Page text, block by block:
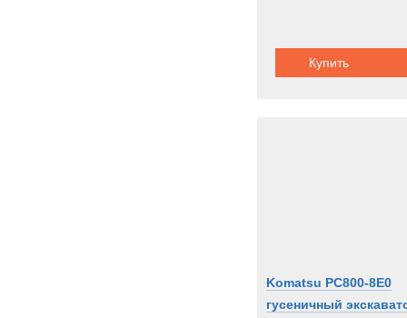
Купить
Komatsu PC800-8E0
гусеничный